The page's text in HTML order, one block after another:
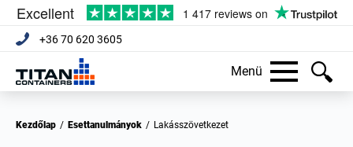
+36 70 620 3605
Menü
Kezdőlap / Esettanulmányok / Lakásszövetkezet